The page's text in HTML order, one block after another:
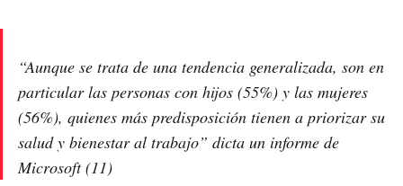
“Aunque se trata de una tendencia generalizada, son en
particular las personas con hijos (55%) y las mujeres
(56%), quienes más predisposición tienen a priorizar su
salud y bienestar al trabajo” dicta un informe de
Microsoft (11)